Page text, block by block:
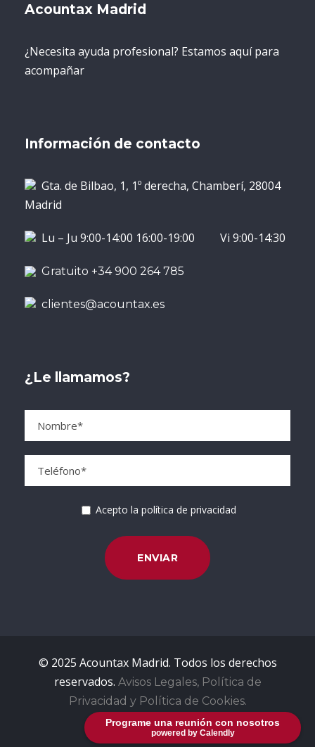
Programe una reunión con nosotros
powered by Calendly
Acountax Madrid
¿Necesita ayuda profesional? Estamos aquí para
acompañar
Información de contacto
Gta. de Bilbao, 1, 1º derecha, Chamberí, 28004
Madrid
Lu – Ju 9:00-14:00 16:00-19:00 Vi 9:00-14:30
Gratuito +34 900 264 785
clientes@acountax.es
¿Le llamamos?
Acepto la política de privacidad
© 2025 Acountax Madrid. Todos los derechos
reservados. Avisos Legales, Política de
Privacidad y Política de Cookies.